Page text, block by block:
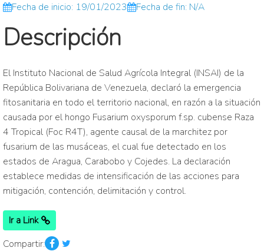
Fecha de inicio: 19/01/2023 Fecha de fin: N/A
Descripción
El Instituto Nacional de Salud Agrícola Integral (INSAI) de la
República Bolivariana de Venezuela, declaró la emergencia
fitosanitaria en todo el territorio nacional, en razón a la situación
causada por el hongo Fusarium oxysporum f.sp. cubense Raza
4 Tropical (Foc R4T), agente causal de la marchitez por
fusarium de las musáceas, el cual fue detectado en los
estados de Aragua, Carabobo y Cojedes. La declaración
establece medidas de intensificación de las acciones para
mitigación, contención, delimitación y control.
Ir a Link
Compartir: